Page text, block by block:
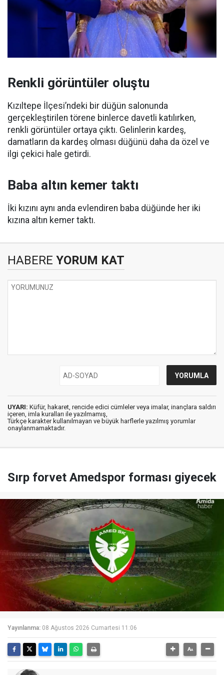
Renkli görüntüler oluştu
Kızıltepe İlçesi’ndeki bir düğün salonunda
gerçekleştirilen törene binlerce davetli katılırken,
renkli görüntüler ortaya çıktı. Gelinlerin kardeş,
damatların da kardeş olması düğünü daha da özel ve
ilgi çekici hale getirdi.
Baba altın kemer taktı
İki kızını aynı anda evlendiren baba düğünde her iki
kızına altın kemer taktı.
HABERE YORUM KAT
UYARI: Küfür, hakaret, rencide edici cümleler veya imalar, inançlara saldırı
içeren, imla kuralları ile yazılmamış,
Türkçe karakter kullanılmayan ve büyük harflerle yazılmış yorumlar
onaylanmamaktadır.
Sırp forvet Amedspor forması giyecek
Yayınlanma: 08 Ağustos 2026 Cumartesi 11:06